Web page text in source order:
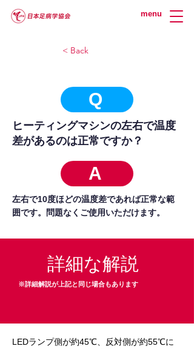
menu
< Back
Q
ヒーティングマシンの左右で温度
差があるのは正常ですか？
A
左右で10度ほどの温度差であれば正常な範
囲です。問題なくご使用いただけます。
詳細な解説
※詳細解説が上記と同じ場合もあります
LEDランプ側が約45℃、反対側が約55℃に